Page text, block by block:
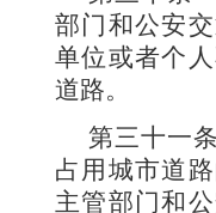
部门和公安
单位或者个
道路。
第三十一
占用城市道
主管部门和